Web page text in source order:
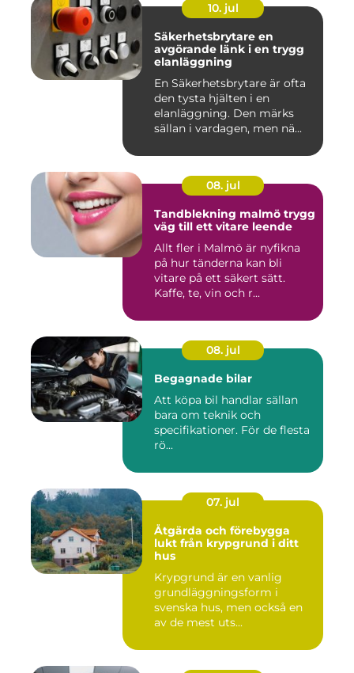
10. jul
Säkerhetsbrytare en
avgörande länk i en trygg
elanläggning
En Säkerhetsbrytare är ofta
den tysta hjälten i en
elanläggning. Den märks
sällan i vardagen, men nä...
08. jul
Tandblekning malmö trygg
väg till ett vitare leende
Allt fler i Malmö är nyfikna
på hur tänderna kan bli
vitare på ett säkert sätt.
Kaffe, te, vin och r...
08. jul
Begagnade bilar
Att köpa bil handlar sällan
bara om teknik och
specifikationer. För de flesta
rö...
07. jul
Åtgärda och förebygga
lukt från krypgrund i ditt
hus
Krypgrund är en vanlig
grundläggningsform i
svenska hus, men också en
av de mest uts...